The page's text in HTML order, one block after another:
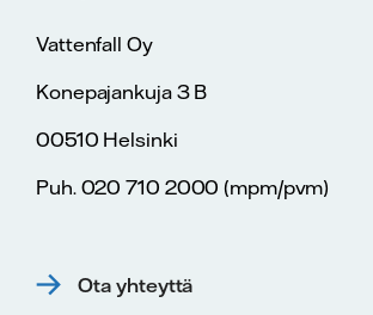
Vattenfall Oy
Konepajankuja 3 B
00510 Helsinki
Puh. 020 710 2000 (mpm/pvm)
Ota yhteyttä